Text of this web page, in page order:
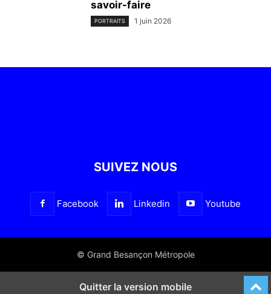
savoir-faire
PORTRAITS 1 juin 2026
SUIVEZ NOUS
Facebook Linkedin Youtube
© Grand Besançon Métropole
Quitter la version mobile